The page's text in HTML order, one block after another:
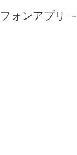
ォンアプリ －